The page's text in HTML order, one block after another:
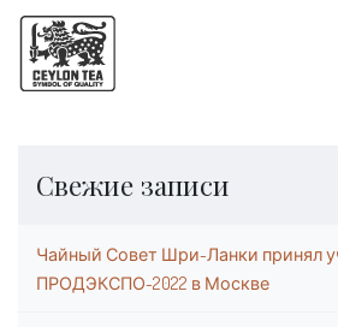
Свежие записи
Чайный Совет Шри-Ланки принял
ПРОДЭКСПО-2022 в Москве